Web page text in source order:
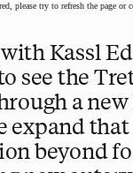
please try to refresh the page or
Kassl
see the
a
expand that
beyond